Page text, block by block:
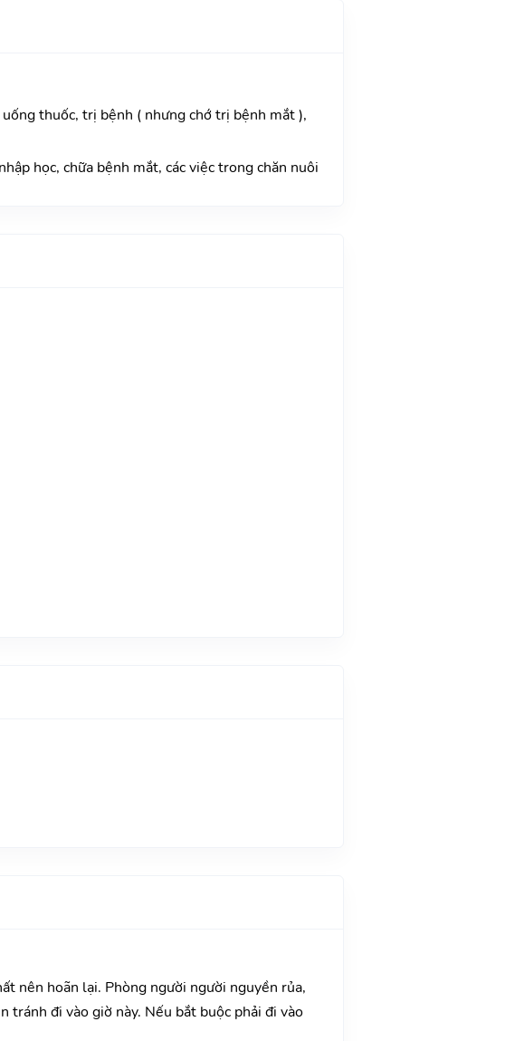
thuốc, trị bệnh ( nhưng chớ trị bệnh mắt ),
học, chữa bệnh mắt, các việc trong chăn nuôi
nên hoãn lại. Phòng người người nguyền rủa,
đi vào giờ này. Nếu bắt buộc phải đi vào